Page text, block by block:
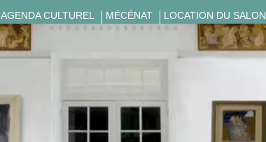
AGENDA CULTUREL MÉCÉNAT LOCATION DU SALON